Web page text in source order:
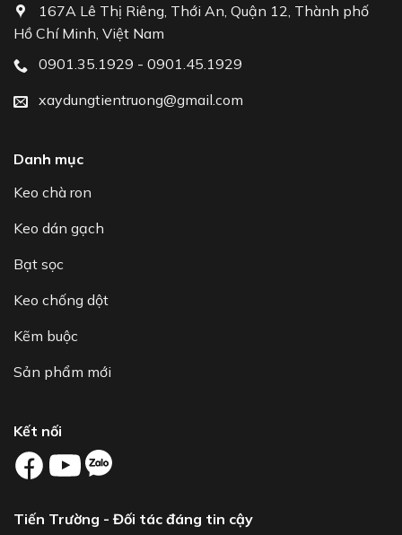
167A Lê Thị Riêng, Thới An, Quận 12, Thành phố
Hồ Chí Minh, Việt Nam
0901.35.1929 - 0901.45.1929
xaydungtientruong@gmail.com
Danh mục
Keo chà ron
Keo dán gạch
Bạt sọc
Keo chống dột
Kẽm buộc
Sản phẩm mới
Kết nối
Tiến Trường - Đối tác đáng tin cậy